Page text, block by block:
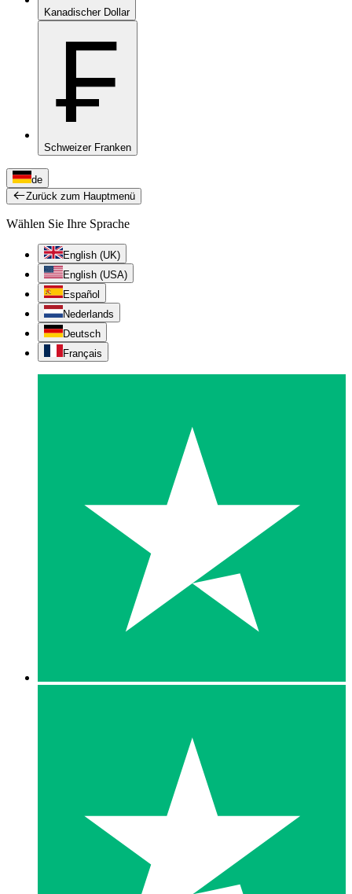
Kanadischer Dollar
₣
Schweizer Franken
de
Zurück zum Hauptmenü
Wählen Sie Ihre Sprache
English (UK)
English (USA)
Español
Nederlands
Deutsch
Français